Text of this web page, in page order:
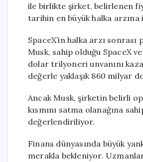
ile birlikte şirket, belirlenen
tarihin en büyük halka arzına
SpaceX’in halka arzı
Musk, sahip olduğu SpaceX
dolar trilyoneri unvanını
değerle yaklaşık 860 milyar
Ancak Musk, şirketin belirli
kısmını satma olanağına
değerlendiriliyor.
Finans dünyasında büyük
merakla bekleniyor.